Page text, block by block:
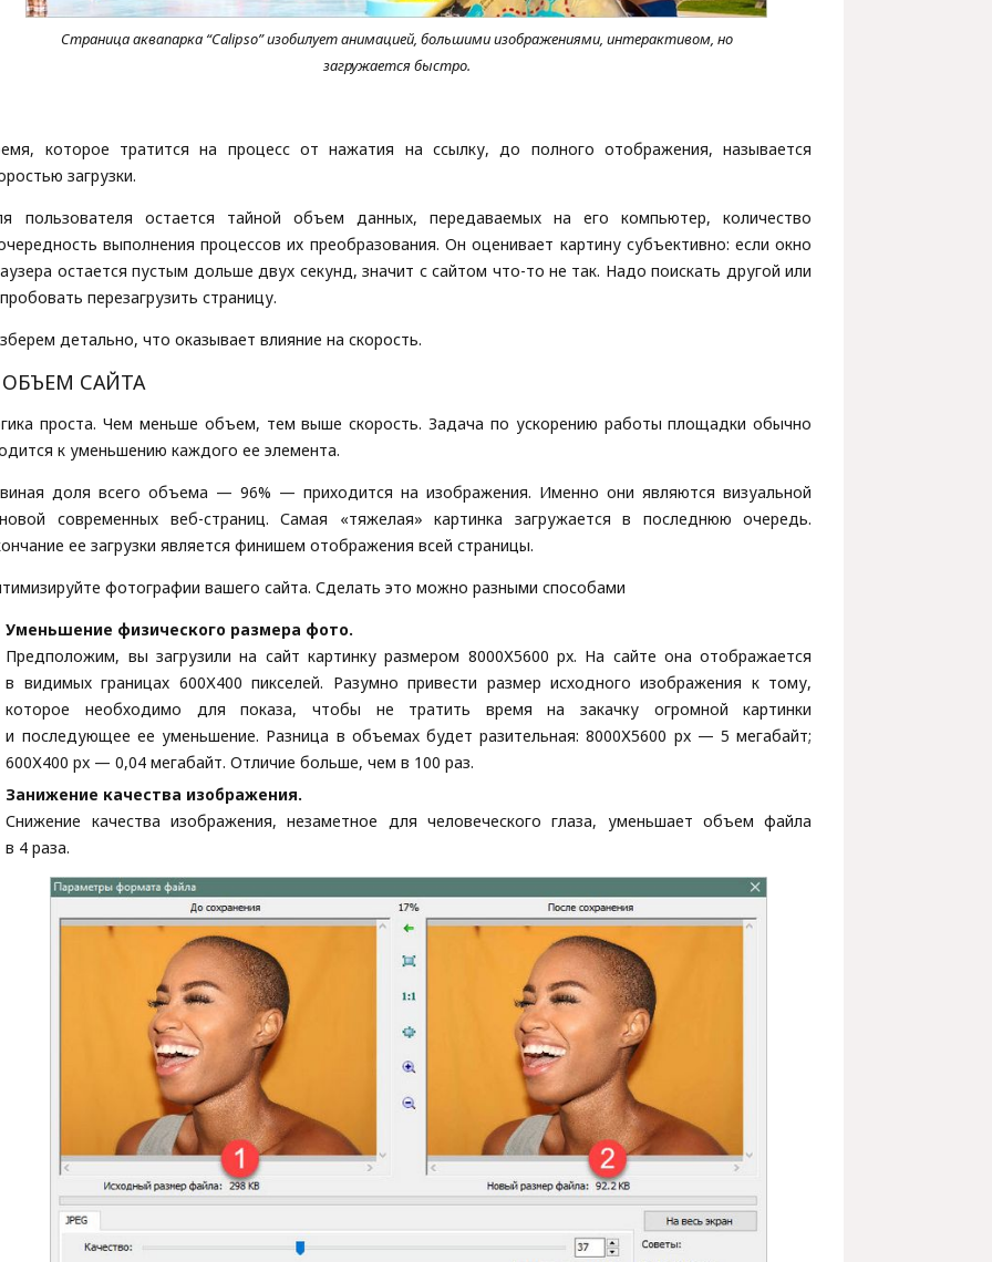
Страница аквапарка “Calipso” изобилует анимацией, большими изображениями, интерактивом, но
загружается быстро.
которое тратится на процесс от нажатия на ссылку, до полного отображения, называется
загрузки.
пользователя остается тайной объем данных, передаваемых на его компьютер, количество
выполнения процессов их преобразования. Он оценивает картину субъективно: если окно
остается пустым дольше двух секунд, значит с сайтом что-то не так. Надо поискать другой или
перезагрузить страницу.
детально, что оказывает влияние на скорость.
ОБЪЕМ САЙТА
проста. Чем меньше объем, тем выше скорость. Задача по ускорению работы площадки обычно
к уменьшению каждого ее элемента.
доля всего объема — 96% — приходится на изображения. Именно они являются визуальной
современных веб-страниц. Самая «тяжелая» картинка загружается в последнюю очередь.
ее загрузки является финишем отображения всей страницы.
фотографии вашего сайта. Сделать это можно разными способами
Уменьшение физического размера фото.
Предположим, вы загрузили на сайт картинку размером 8000Х5600 px. На сайте она отображается
в видимых границах 600Х400 пикселей. Разумно привести размер исходного изображения к тому,
которое необходимо для показа, чтобы не тратить время на закачку огромной картинки
и последующее ее уменьшение. Разница в объемах будет разительная: 8000Х5600 px — 5 мегабайт;
600Х400 px — 0,04 мегабайт. Отличие больше, чем в 100 раз.
Занижение качества изображения.
Снижение качества изображения, незаметное для человеческого глаза, уменьшает объем файла
в 4 раза.